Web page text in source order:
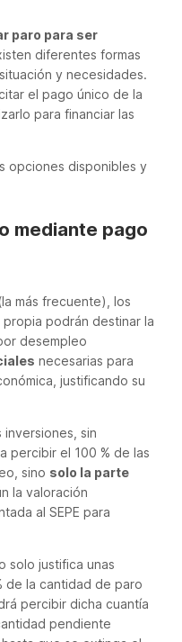
paro para ser
diferentes formas
y necesidades.
el pago único de la
para financiar las
opciones disponibles y
mediante pago
más frecuente), los
podrán destinar la
desempleo
necesarias para
justificando su
sin
percibir el 100 % de las
sino solo la parte
la valoración
al SEPE para
solo justifica unas
de la cantidad de paro
percibir dicha cuantía
pendiente